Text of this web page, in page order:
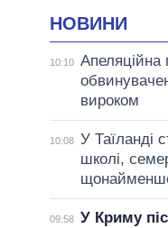
НОВИНИ
10:10
вироком
10:08 У Таїланді
школі,
09:58 У Криму